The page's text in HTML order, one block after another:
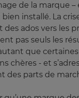
de la marque –
installé. La
des ados vers les
pas seuls les
que
chères - et
des parts de